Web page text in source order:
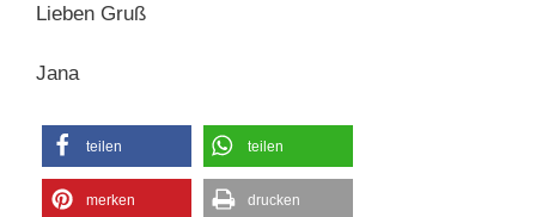
Lieben Gruß
Jana
teilen teilen
merken drucken